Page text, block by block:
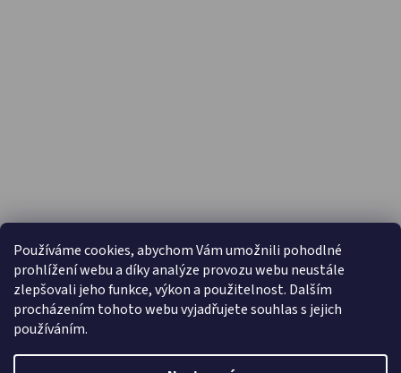
Používáme cookies, abychom Vám umožnili pohodlné
prohlížení webu a díky analýze provozu webu neustále
zlepšovali jeho funkce, výkon a použitelnost. Dalším
procházením tohoto webu vyjadřujete souhlas s jejich
používáním.
PŘIJÍMÁME ONLINE PLATBY